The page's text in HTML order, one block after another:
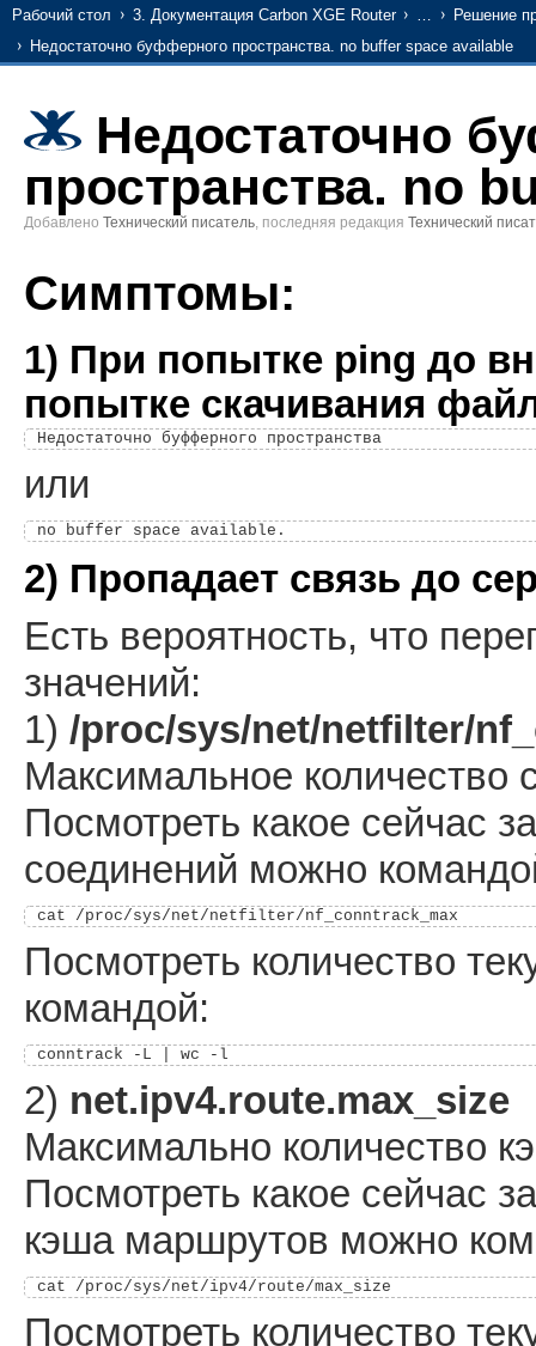
Рабочий стол 3. Документация Carbon XGE Router …
Решение
Недостаточно буфферного пространства. no buffer space available
Недостаточно
пространства. no
Добавлено Технический писатель, последняя редакция Технический
Симптомы:
1) При попытке ping до
попытке скачивания
или
2) Пропадает связь до
Есть вероятность, что
значений:
1) /proc/sys/net/netfilter/
Максимальное количество
Посмотреть какое сейчас
соединений можно
Посмотреть количество
командой:
2) net.ipv4.route.max_size
Максимально количество
Посмотреть какое сейчас
кэша маршрутов можно
Посмотреть количество